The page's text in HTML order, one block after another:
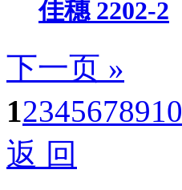
佳穗 2202-2
下一页 »
12345678910
返 回